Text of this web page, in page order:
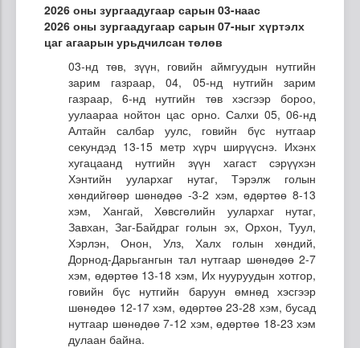
2026 оны зургаадугаар сарын 03-наас
2026 оны зургаадугаар сарын 07-ныг хүртэлх
цаг агаарын урьдчилсан төлөв
03-нд төв, зүүн, говийн аймгуудын нутгийн
зарим газраар, 04, 05-нд нутгийн зарим
газраар, 6-нд нутгийн төв хэсгээр бороо,
уулаараа нойтон цас орно. Салхи 05, 06-нд
Алтайн салбар уулс, говийн бүс нутгаар
секундэд 13-15 метр хүрч ширүүснэ. Ихэнх
хугацаанд нутгийн зүүн хагаст сэрүүхэн
Хэнтийн уулархаг нутаг, Тэрэлж голын
хөндийгөөр шөнөдөө -3-2 хэм, өдөртөө 8-13
хэм, Хангай, Хөвсгөлийн уулархаг нутаг,
Завхан, Заг-Байдраг голын эх, Орхон, Туул,
Хэрлэн, Онон, Улз, Халх голын хөндий,
Дорнод-Дарьгангын тал нутгаар шөнөдөө 2-7
хэм, өдөртөө 13-18 хэм, Их нууруудын хотгор,
говийн бүс нутгийн баруун өмнөд хэсгээр
шөнөдөө 12-17 хэм, өдөртөө 23-28 хэм, бусад
нутгаар шөнөдөө 7-12 хэм, өдөртөө 18-23 хэм
дулаан байна.